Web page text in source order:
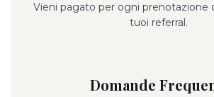
Vieni pagato per ogni prenotazione
tuoi referral.
Domande